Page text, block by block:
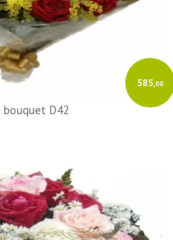
585,00
bouquet D42